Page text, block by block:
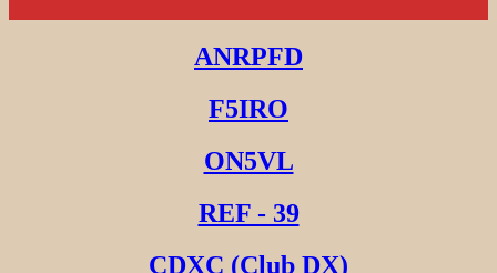
ANRPFD
F5IRO
ON5VL
REF - 39
CDXC (Club DX)